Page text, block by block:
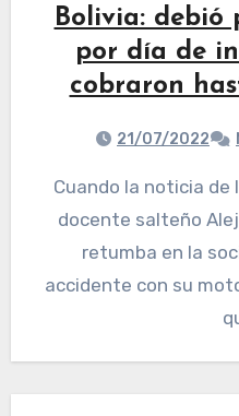
Bolivia: debió
por día de
cobraron
21/07/2022
Cuando la noticia de la muerte en Bolivia del
docente salteño
retumba en la
accidente con su